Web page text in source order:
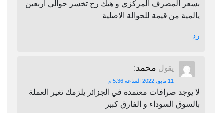
بسعر المصرف المركزي و هيك رح تخسر حوالي اربعين
يالمية من قيمة للحوالة الاصلية
رد
يقول محمد:
11 مايو، 2022 الساعة 5:36 م
لا يوجد صرافات معتمدة في الجزائر يلزمك تغير العملة
بالسوق السوداء و الفارق كبير